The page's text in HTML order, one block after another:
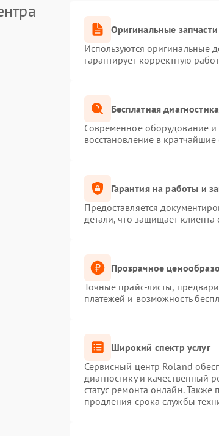
Оригинальные
Используются оригинальные
гарантирует корректную
Бесплатная
Современное оборудование и
восстановление в
Гарантия на работы и
Предоставляется
детали, что защищает
Прозрачное
Точные прайс-листы,
платежей и возможность
Широкий спектр услуг
Сервисный центр Roland
диагностику и качественный
статус ремонта онлайн. Также
продления срока службы